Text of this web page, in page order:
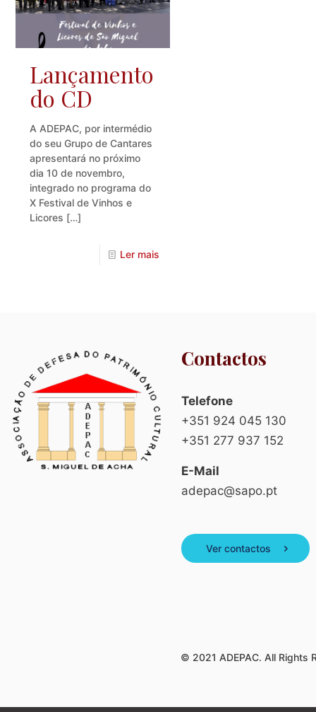
Lançamento
do CD
A ADEPAC, por intermédio
do seu Grupo de Cantares
apresentará no próximo
dia 10 de novembro,
integrado no programa do
X Festival de Vinhos e
Licores […]
Ler mais
Contactos
Telefone
+351 924 045 130
+351 277 937 152
E-Mail
adepac@sapo.pt
Ver contactos
© 2021 ADEPAC. All Rights